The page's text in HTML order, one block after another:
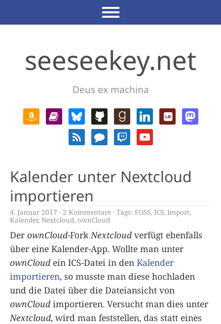
seeseekey.net
Deus ex machina
Kalender unter Nextcloud
importieren
4. Januar 2017 2 Kommentare Tags: FOSS, ICS, Import,
Kalender, Nextcloud, ownCloud
Der ownCloud-Fork Nextcloud verfügt ebenfalls
über eine Kalender-App. Wollte man unter
ownCloud ein ICS-Datei in den Kalender
importieren, so musste man diese hochladen
und die Datei über die Dateiansicht von
ownCloud importieren. Versucht man dies unter
Nextcloud, wird man feststellen, das statt eines